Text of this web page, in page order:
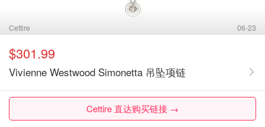
Cettire 06-23
$301.99
Vivienne Westwood Simonetta 吊坠项链
Cettire 直达购买链接 →